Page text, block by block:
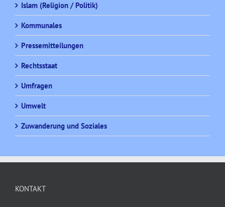
Islam (Religion / Politik)
Kommunales
Pressemitteilungen
Rechtsstaat
Umfragen
Umwelt
Zuwanderung und Soziales
KONTAKT